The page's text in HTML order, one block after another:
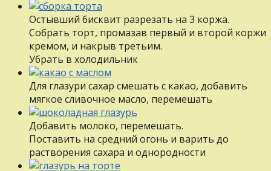
Остывший бисквит разрезать на 3 коржа.
Собрать торт, промазав первый и второй коржи
кремом, и накрыв третьим.
Убрать в холодильник
Для глазури сахар смешать с какао, добавить
мягкое сливочное масло, перемешать
Добавить молоко, перемешать.
Поставить на средний огонь и варить до
растворения сахара и однородности